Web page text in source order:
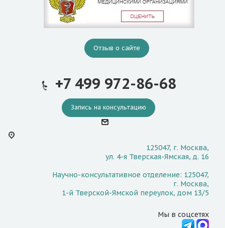
Отзыв о сайте
+7 499 972-86-68
Запись на консультацию
125047, г. Москва,
ул. 4-я Тверская-Ямская, д. 16
Научно-консультативное отделение: 125047,
г. Москва,
1-й Тверской-Ямской переулок, дом 13/5
Мы в соцсетях